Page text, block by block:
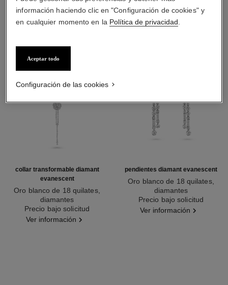
collar transformable diamant
evanescent
Oro blanco de 18 quilates,
diamantes
Ref. J63493
Precio bajo solicitud
Ver información
pendientes diamant evanescent
Oro blanco de 18 quilates,
diamantes
Ref. J63488
Precio bajo solicitud
Ver información
información haciendo clic en "Configuración de cookies" y
en cualquier momento en la Política de privacidad
Aceptar todo
Configuración de las cookies